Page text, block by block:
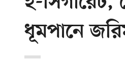
ধূমপানে